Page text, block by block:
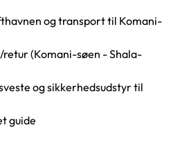
og transport til Komani-
(Komani-søen - Shala-
og sikkerhedsudstyr til
guide